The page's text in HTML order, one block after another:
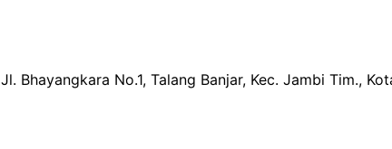
Jl. Bhayangkara No.1, Talang Banjar, Kec. Jambi Tim.,